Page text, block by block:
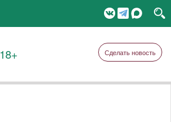
18+ Сделать новость